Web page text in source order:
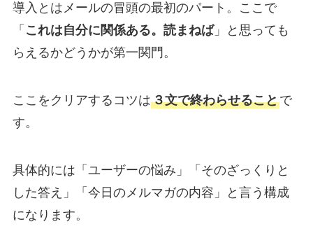
導入とはメールの冒頭の最初のパート。ここで
「 これは自分に関係ある。読まねば」と思っても
らえるかどうかが第一関門。
ここをクリアするコツは３文で終わらせることで
す。
具体的には「ユーザーの悩み」「そのざっくりと
した答え」「今日のメルマガの内容」と言う構成
になります。